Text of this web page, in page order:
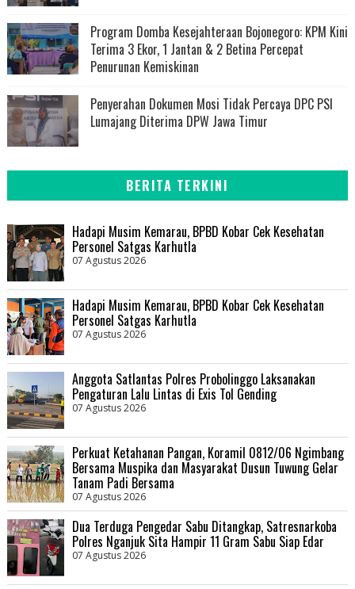
Program Domba Kesejahteraan Bojonegoro: KPM Kini
Terima 3 Ekor, 1 Jantan & 2 Betina Percepat
Penurunan Kemiskinan
Penyerahan Dokumen Mosi Tidak Percaya DPC PSI
Lumajang Diterima DPW Jawa Timur
BERITA TERKINI
Hadapi Musim Kemarau, BPBD Kobar Cek Kesehatan
Personel Satgas Karhutla
07 Agustus 2026
Hadapi Musim Kemarau, BPBD Kobar Cek Kesehatan
Personel Satgas Karhutla
07 Agustus 2026
Anggota Satlantas Polres Probolinggo Laksanakan
Pengaturan Lalu Lintas di Exis Tol Gending
07 Agustus 2026
Perkuat Ketahanan Pangan, Koramil 0812/06 Ngimbang
Bersama Muspika dan Masyarakat Dusun Tuwung Gelar
Tanam Padi Bersama
07 Agustus 2026
Dua Terduga Pengedar Sabu Ditangkap, Satresnarkoba
Polres Nganjuk Sita Hampir 11 Gram Sabu Siap Edar
07 Agustus 2026